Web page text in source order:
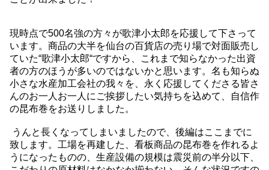
現時点で500名強の方々が歌津小太郎を応援して下さって
います。商品の大半を仙台の百貨店の売り場で対面販売し
ていた“歌津小太郎“ですから、これまで知らなかった出資
者の方のほうが多いのではないかと思います。名も知らぬ
小さな水産加工会社の我々を、永く応援してくださる皆さ
んのお一人お一人にご挨拶したい気持ちを込めて、自信作
の昆布巻をお送りしました。
うんと長くなってしまいましたので、後編はここまでに
致します。工場を再建した、看板商品の昆布巻を作れるよ
うになったものの、生産設備の規模は震災前の半分以下、